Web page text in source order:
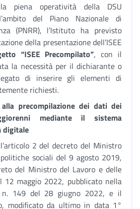
piena operatività della DSU
del Piano Nazionale di
(PNRR), l’Istituto ha previsto
della presentazione dell’ISEE
“ISEE Precompilato”, con il
la necessità per il dichiarante o
di inserire gli elementi di
richiesti.
alla precompilazione dei dati dei
mediante il sistema
digitale
2 del decreto del Ministro
sociali del 9 agosto 2019,
del Ministro del Lavoro e delle
12 maggio 2022, pubblicato nella
n. 149 del 28 giugno 2022, e il
modificato da ultimo in data 1°